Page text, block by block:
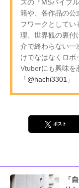
ズの『MSバイブ
籍や、各作品の公
フワークとしてい
理、世界観の裏付
介で終わらない一
けでなはなくロボ
Vtuberにも興味を
「 @hachi3301 」
ポスト
「